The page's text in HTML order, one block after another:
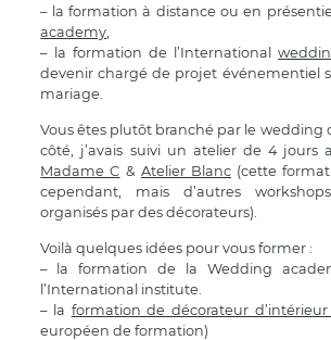
– la formation à distance ou en
academy
– la formation de l’International
devenir chargé de projet événementiel
mariage.
Vous êtes plutôt branché par le wedding
côté, j’avais suivi un atelier de 4 jours
Madame C & Atelier Blanc (cette
cependant, mais d’autres
organisés par des décorateurs).
Voilà quelques idées pour vous former :
– la formation de la Wedding
l’International institute.
– la formation de décorateur
européen de formation)